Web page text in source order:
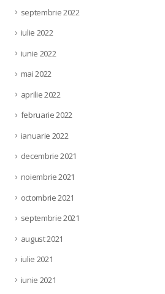
septembrie 2022
iulie 2022
iunie 2022
mai 2022
aprilie 2022
februarie 2022
ianuarie 2022
decembrie 2021
noiembrie 2021
octombrie 2021
septembrie 2021
august 2021
iulie 2021
iunie 2021